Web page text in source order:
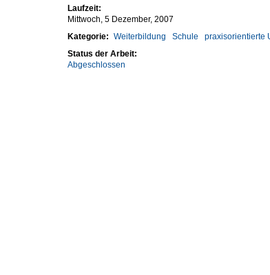
Laufzeit:
Mittwoch, 5 Dezember, 2007
Kategorie:
praxisorientierte
Schule
Weiterbildung
Status der Arbeit:
Abgeschlossen